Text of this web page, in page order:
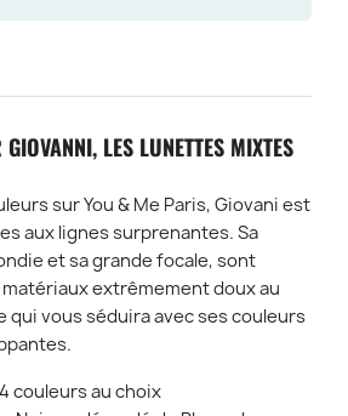
LES LUNETTES MIXTES
sur You & Me Paris, Giovani est
aux lignes surprenantes. Sa
et sa grande focale, sont
extrêmement doux au
qui vous séduira avec ses couleurs
couleurs au choix